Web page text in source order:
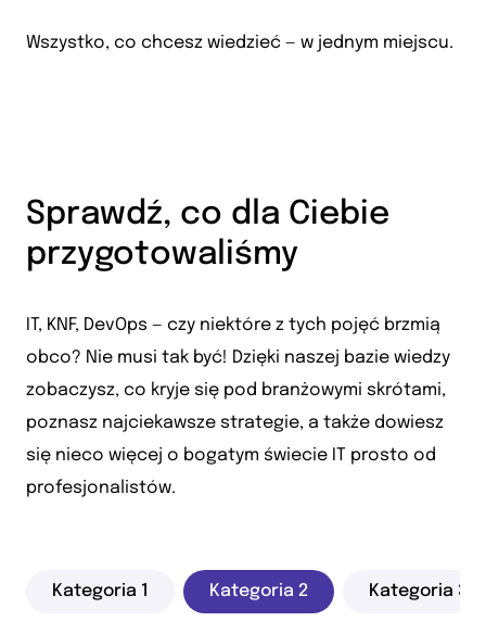
Wszystko, co chcesz wiedzieć — w jednym miejscu.
Sprawdź, co dla Ciebie
przygotowaliśmy
IT, KNF, DevOps — czy niektóre z tych pojęć brzmią
obco? Nie musi tak być! Dzięki naszej bazie wiedzy
zobaczysz, co kryje się pod branżowymi skrótami,
poznasz najciekawsze strategie, a także dowiesz
się nieco więcej o bogatym świecie IT prosto od
profesjonalistów.
Kategoria 1 Kategoria 2 Kategoria 3